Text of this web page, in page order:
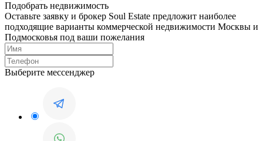
Подобрать недвижимость
Оставьте заявку и брокер Soul Estate предложит наиболее
подходящие варианты коммерческой недвижимости Москвы и
Подмосковья под ваши пожелания
Выберите мессенджер